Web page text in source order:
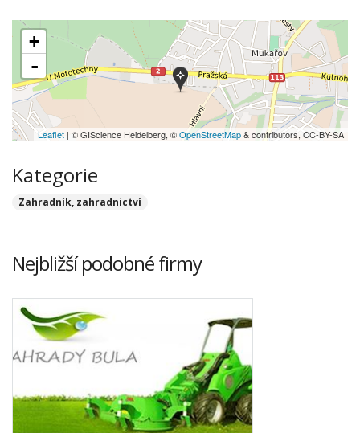
+
-
Leaflet | © GIScience Heidelberg, ©OpenStreetMap& contributors, CC-BY-SA
Kategorie
Zahradník, zahradnictví
Nejbližší podobné firmy